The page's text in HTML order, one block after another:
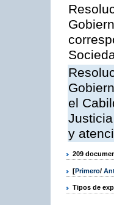
el
y
209
[Primero/
Tipos de